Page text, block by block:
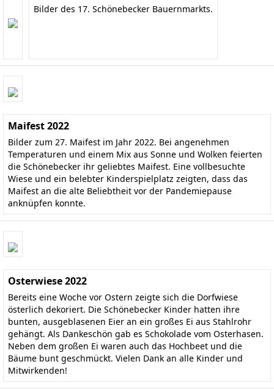
Bilder des 17. Schönebecker Bauernmarkts.
Maifest 2022
Bilder zum 27. Maifest im Jahr 2022. Bei angenehmen
Temperaturen und einem Mix aus Sonne und Wolken feierten
die Schönebecker ihr geliebtes Maifest. Eine vollbesuchte
Wiese und ein belebter Kinderspielplatz zeigten, dass das
Maifest an die alte Beliebtheit vor der Pandemiepause
anknüpfen konnte.
Osterwiese 2022
Bereits eine Woche vor Ostern zeigte sich die Dorfwiese
österlich dekoriert. Die Schönebecker Kinder hatten ihre
bunten, ausgeblasenen Eier an ein großes Ei aus Stahlrohr
gehängt. Als Dankeschön gab es Schokolade vom Osterhasen.
Neben dem großen Ei waren auch das Hochbeet und die
Bäume bunt geschmückt. Vielen Dank an alle Kinder und
Mitwirkenden!